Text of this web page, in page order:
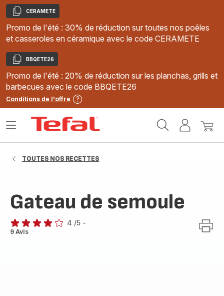
Copier
CERAMETE
Promo de l'été : 30% de réduction sur toutes nos poêles
et casseroles en céramique avec le code CERAMETE
Copier
BBQETE26
Promo de l'été : 20% de réduction sur les planchas, grills et
barbecues avec le code BBQETE26
Conditions de l'offre
MonMon
Ouvrir
TOUTES NOS RECETTES
Gateau de semoule
Avis
4 /5 -
9 Avis